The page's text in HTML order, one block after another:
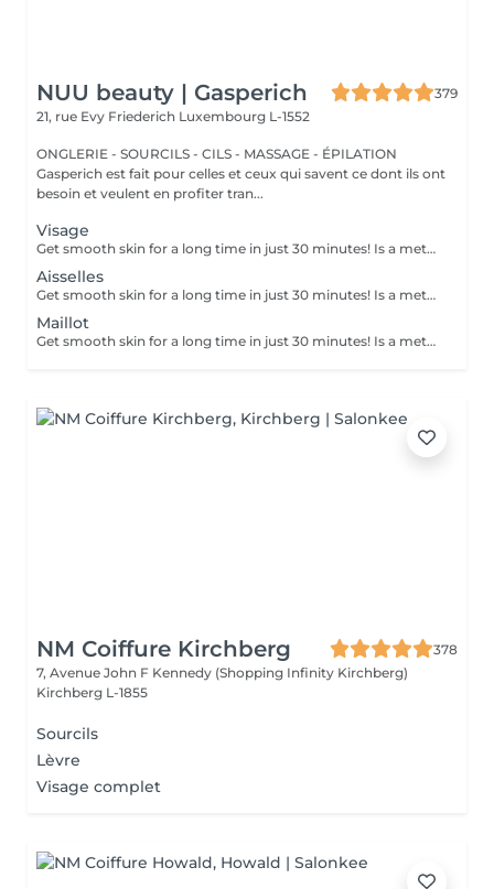
NUU beauty | Gasperich
379
21, rue Evy Friederich Luxembourg L-1552
ONGLERIE - SOURCILS - CILS - MASSAGE - ÉPILATION
Gasperich est fait pour celles et ceux qui savent ce dont ils ont
besoin et veulent en profiter tran...
Visage
Get smooth skin for a long time in just 30 minutes! Is a method of hair removal when your hair is pulled out with warm wax with the hair follicle. How is wax epilation done? - preparation (the beautician applies a special antiseptic lotion to the skin) - wax is applied (the wax mixture is heated to a certain temperature, after which it is applied to the skin using a wooden stick) - depilation (after the wax hardens the beautician removes the wax strips with hair using sharp movements) - wax residue are removed (wax residues are cleaned off and aloe vera cream is applied) Age restrictions: recommended to do from 14 years. Post procedure recommendations: recommended to do not take hot bath, do not visit sauna, do not swim in the pool for 12 hours after the procedure - it can cause irritation. Frequency: once in 4 weeks.
Aisselles
Get smooth skin for a long time in just 30 minutes! Is a method of hair removal when your hair is pulled out with warm wax with the hair follicle. How is wax epilation done? - preparation (the beautician applies a special antiseptic lotion to the skin) - wax is applied (the wax mixture is heated to a certain temperature, after which it is applied to the skin using a wooden stick) - depilation (after the wax hardens the beautician removes the wax strips with hair using sharp movements) - wax residue are removed (wax residues are cleaned off and aloe vera cream is applied) Age restrictions: recommended to do from 14 years. Post procedure recommendations: recommended to do not take hot bath, do not visit sauna, do not swim in the pool for 12 hours after the procedure - it can cause irritation. Frequency: once in 4 weeks.
Maillot
Get smooth skin for a long time in just 30 minutes! Is a method of hair removal when your hair is pulled out with warm wax with the hair follicle. How is wax epilation done? - preparation (the beautician applies a special antiseptic lotion to the skin) - wax is applied (the wax mixture is heated to a certain temperature, after which it is applied to the skin using a wooden stick) - depilation (after the wax hardens the beautician removes the wax strips with hair using sharp movements) - wax residue are removed (wax residues are cleaned off and aloe vera cream is applied) Age restrictions: recommended to do from 14 years. Post procedure recommendations: recommended to do not take hot bath, do not visit sauna, do not swim in the pool for 12 hours after the procedure - it can cause irritation. Frequency: once in 4 weeks.
NM Coiffure Kirchberg
378
7, Avenue John F Kennedy (Shopping Infinity Kirchberg)
Kirchberg L-1855
Sourcils
Lèvre
Visage complet